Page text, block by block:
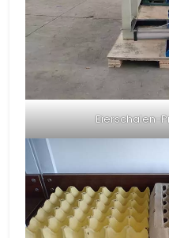
Eierschalen-